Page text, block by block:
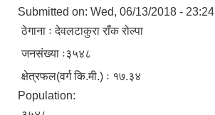
Submitted on: Wed, 06/13/2018 - 23:24
ठेगाना ः ‌देवलटाकुरा राँक रोल्पा
जनसंख्या ः३५४८
क्षेत्रफल(वर्ग कि.मी.) ः १७.३४
Population: